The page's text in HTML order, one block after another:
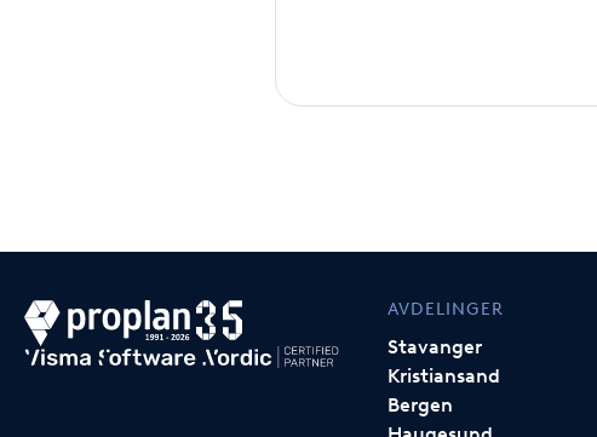
AVDELINGER
Stavanger
Kristiansand
Bergen